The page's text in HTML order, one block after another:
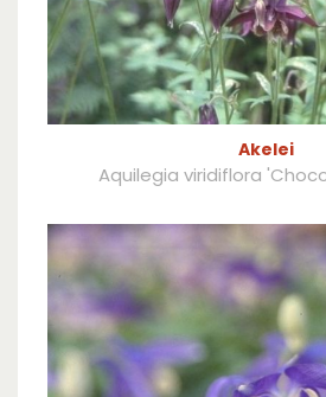
Akelei
Aquilegia viridiflora